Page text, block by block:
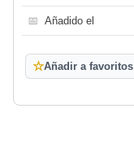
📅 Añadido el
☆Añadir a favoritos